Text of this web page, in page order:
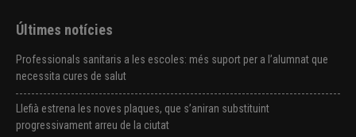
Últimes notícies
Professionals sanitaris a les escoles: més suport per a l’alumnat que
necessita cures de salut
Llefià estrena les noves plaques, que s’aniran substituint
progressivament arreu de la ciutat